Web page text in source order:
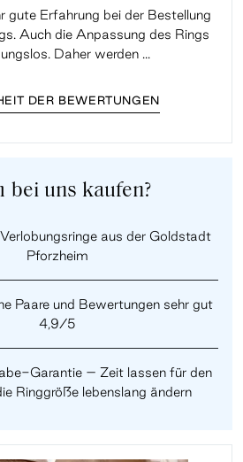
gute Erfahrung bei der Bestellung
Auch die Anpassung des Rings
Daher werden ...
DER BEWERTUNGEN
bei uns kaufen?
aus der Goldstadt
Pforzheim
Paare und Bewertungen sehr gut
4,9/5
Garantie – Zeit lassen für den
Ringgröße lebenslang ändern